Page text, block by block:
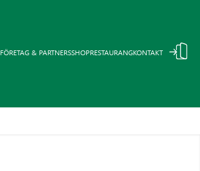
FÖRETAG & PARTNERSSHOPRESTAURANGKONTAKT